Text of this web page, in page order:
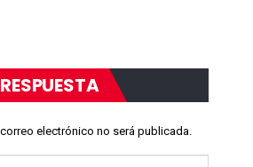
electrónico no será publicada.